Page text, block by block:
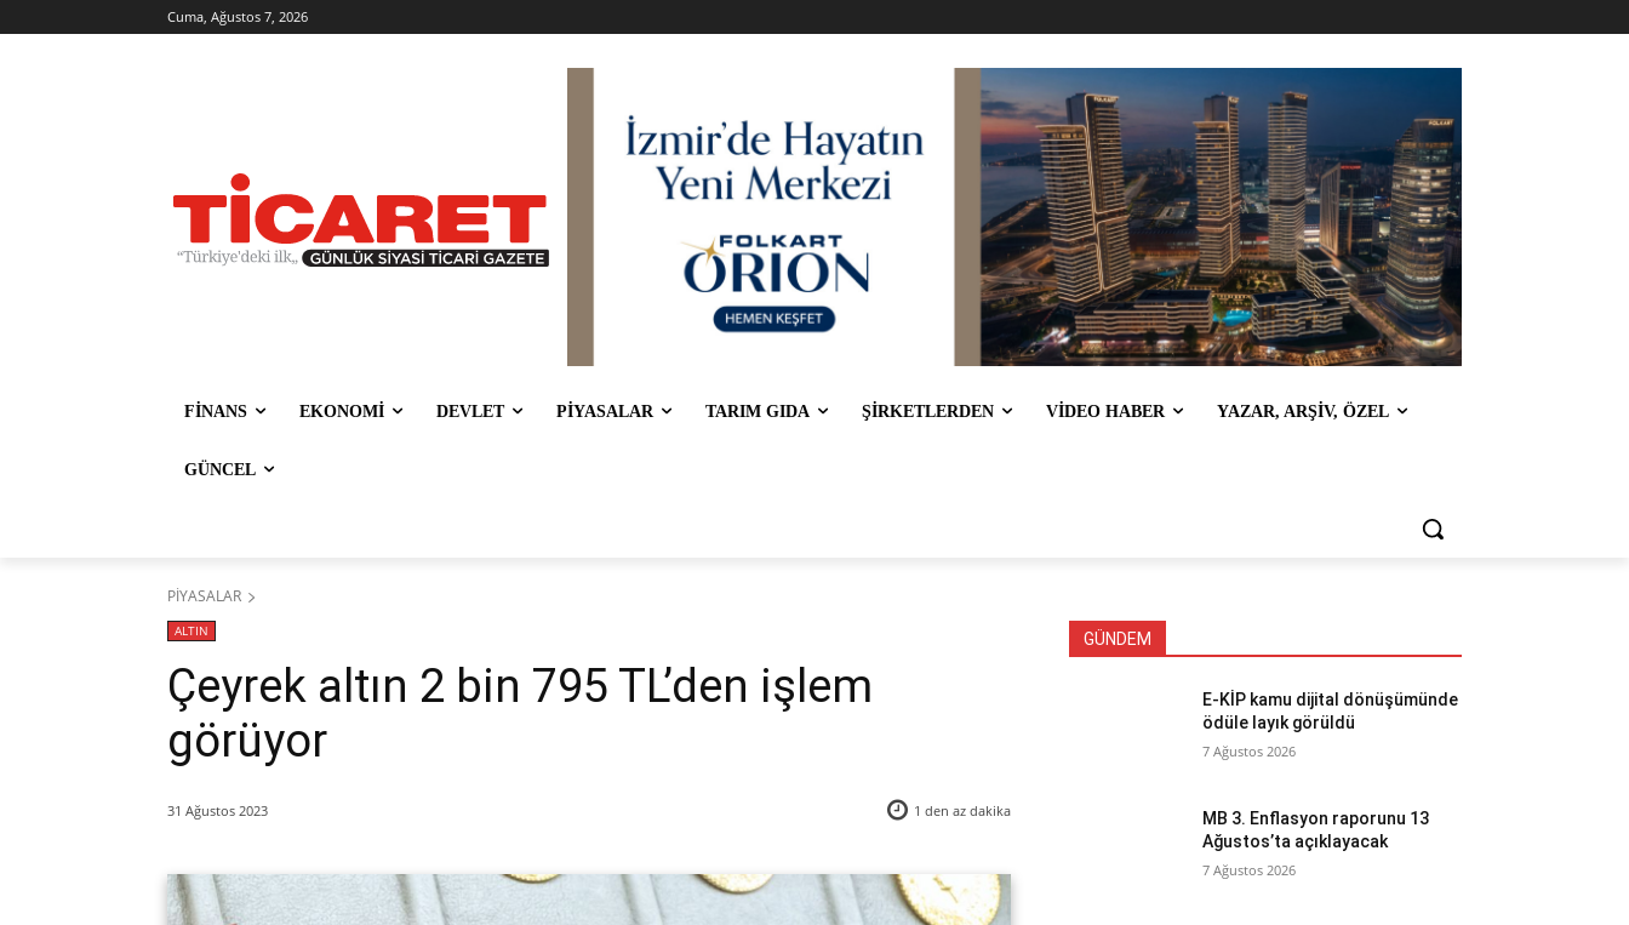
Cuma, Ağustos 7, 2026
FİNANS EKONOMİ DEVLET PİYASALAR TARIM GIDA ŞİRKETLERDEN VİDEO HABER YAZAR, ARŞİV, ÖZEL
GÜNCEL
PİYASALAR
ALTIN
Çeyrek altın 2 bin 795 TL’den işlem
görüyor
31 Ağustos 2023 1 den az dakika
GÜNDEM
E-KİP kamu dijital dönüşümünde
ödüle layık görüldü
7 Ağustos 2026
MB 3. Enflasyon raporunu 13
Ağustos’ta açıklayacak
7 Ağustos 2026